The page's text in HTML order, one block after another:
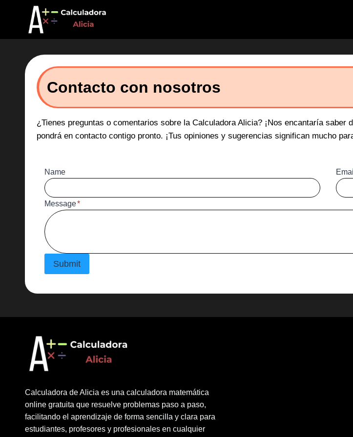
contenido
Contacto con nosotros
¿Tienes preguntas o comentarios sobre la Calculadora Alicia? ¡Nos encantaría
pondrá en contacto contigo pronto. ¡Tus opiniones y sugerencias significan mucho
Name Email
Message*
Submit
Calculadora de Alicia es una calculadora matemática
online gratuita que resuelve problemas paso a paso,
facilitando el aprendizaje de forma sencilla y clara para
estudiantes, profesores y profesionales en cualquier